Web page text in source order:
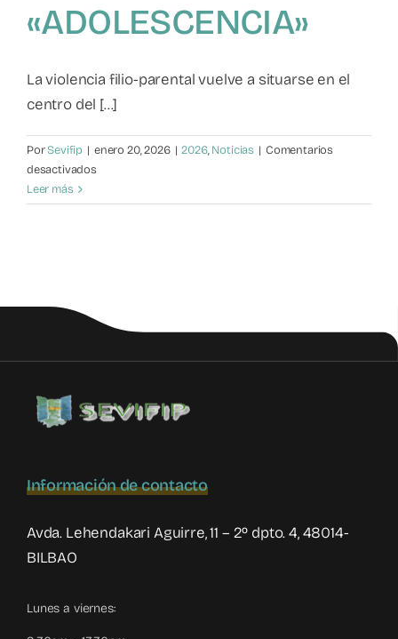
Mapa de recursos
Observatorio VFP
«ADOLESCENCIA»
La violencia filio-parental vuelve a situarse en el
centro del [...]
PorSevifip | enero 20, 2026 | 2026,Noticias | Comentarios
desactivadosen
filio-
«ADOLESCENCIA»
Leer más
Información de contacto
Avda. Lehendakari Aguirre, 11 – 2º dpto. 4, 48014-
BILBAO
Lunes a viernes: